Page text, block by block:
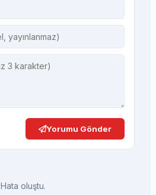
Yorumu Gönder
Hata oluştu.